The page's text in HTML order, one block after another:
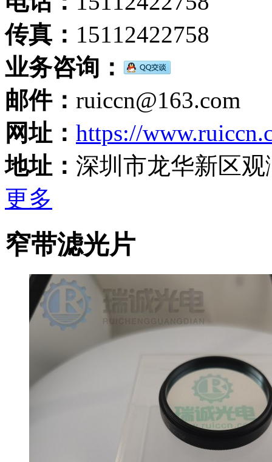
传真： 15112422758
业务咨询：
邮件： ruiccn@163.com
网址： https://
地址： 深圳市龙华新区
更多
窄带滤光片